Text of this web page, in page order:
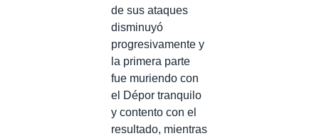
de sus ataques
disminuyó
progresivamente y
la primera parte
fue muriendo con
el Dépor tranquilo
y contento con el
resultado, mientras